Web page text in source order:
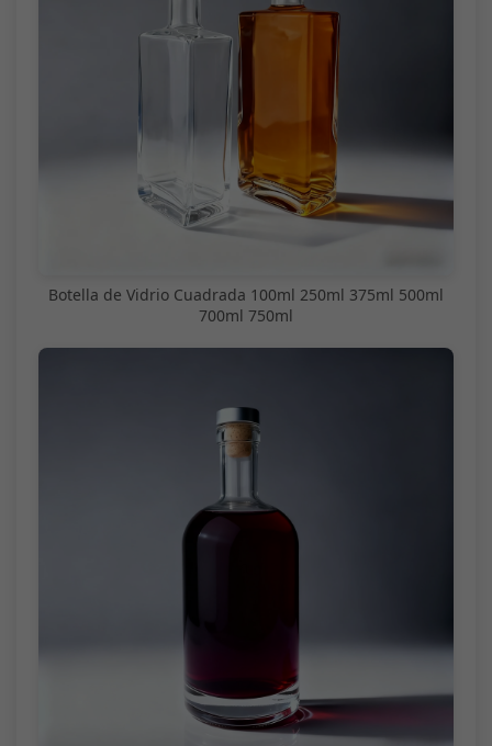
Botella de Vidrio Cuadrada 100ml 250ml 375ml 500ml
700ml 750ml